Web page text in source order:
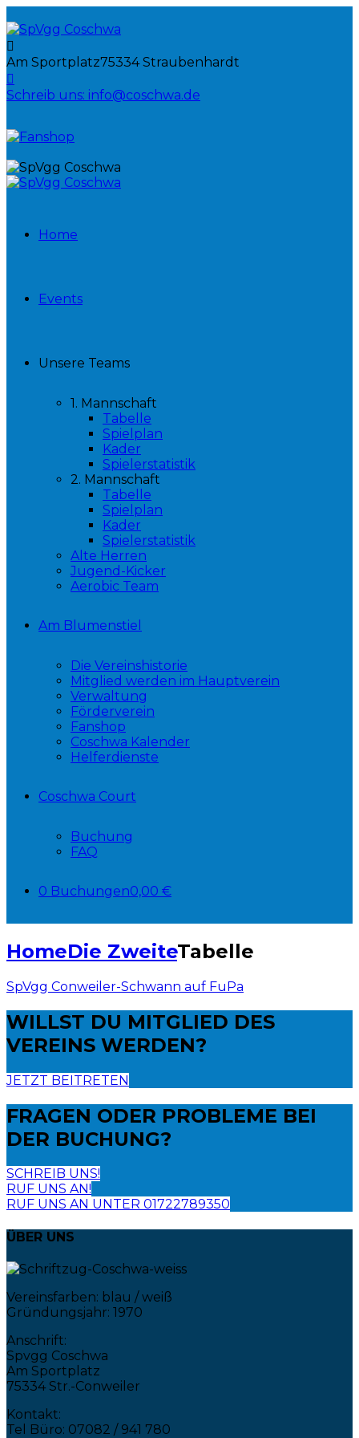
Am Sportplatz75334 Straubenhardt
Schreib uns: info@coschwa.de
Home
Events
Unsere Teams
1. Mannschaft
Tabelle
Spielplan
Kader
Spielerstatistik
2. Mannschaft
Tabelle
Spielplan
Kader
Spielerstatistik
Alte Herren
Jugend-Kicker
Aerobic Team
Am Blumenstiel
Die Vereinshistorie
Mitglied werden im Hauptverein
Verwaltung
Förderverein
Fanshop
Coschwa Kalender
Helferdienste
Coschwa Court
Buchung
FAQ
0 Buchungen0,00 €
HomeDie ZweiteTabelle
SpVgg Conweiler-Schwann auf FuPa
WILLST DU MITGLIED DES
VEREINS WERDEN?
JETZT BEITRETEN
FRAGEN ODER PROBLEME BEI
DER BUCHUNG?
SCHREIB UNS!
RUF UNS AN!
RUF UNS AN UNTER 01722789350
ÜBER UNS
Vereinsfarben: blau / weiß
Gründungsjahr: 1970
Anschrift:
Spvgg Coschwa
Am Sportplatz
75334 Str.-Conweiler
Kontakt:
Tel Büro: 07082 / 941 780